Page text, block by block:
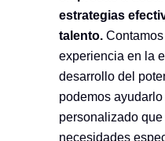
estrategias
talento.Contamos
experiencia en la
desarrollo del
podemos
personalizado
necesidades